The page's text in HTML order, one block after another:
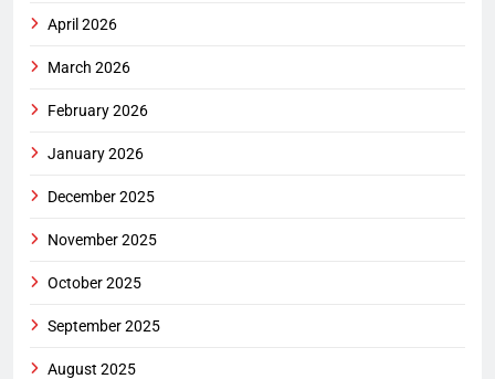
April 2026
March 2026
February 2026
January 2026
December 2025
November 2025
October 2025
September 2025
August 2025